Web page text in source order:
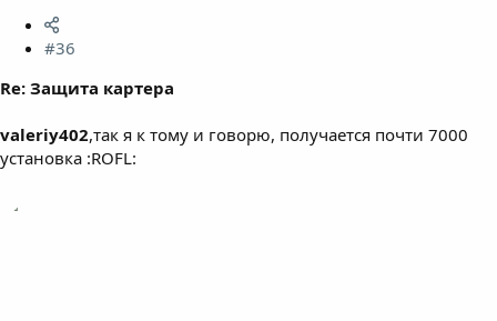
#36
Re: Защита картера
valeriy402,так я к тому и говорю, получается почти 7000
установка :ROFL: